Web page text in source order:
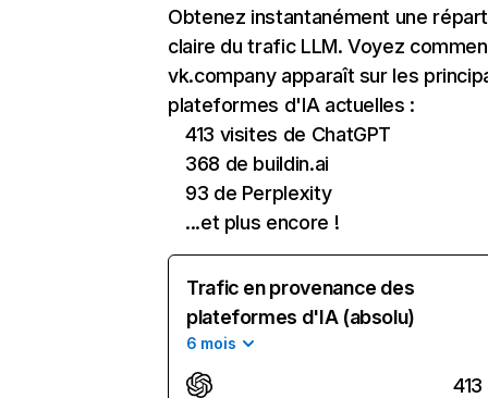
Obtenez instantanément une
claire du trafic LLM. Voyez
vk.company apparaît sur les
plateformes d'IA actuelles :
413 visites de ChatGPT
368 de buildin.ai
93 de Perplexity
...et plus encore !
Trafic en provenance des
plateformes d'IA (absolu)
6 mois
413